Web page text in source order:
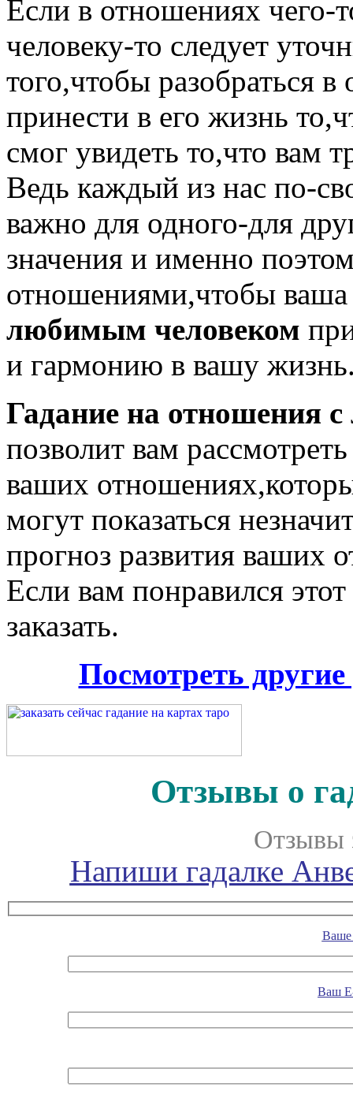
Если в отношениях чего-
человеку-то следует
того,чтобы разобраться
принести в его жизнь
смог увидеть то,что вам
Ведь каждый из нас по-
важно для одного-для
значения и именно
отношениями,чтобы
любимым человеком
и гармонию в вашу
Гадание на отношения
позволит вам
ваших
могут показаться
прогноз развития ваших
Если вам понравился
заказать.
Посмотреть
Отзывы о
Отзывы
Напиши гадалке
Ваше
Ваш